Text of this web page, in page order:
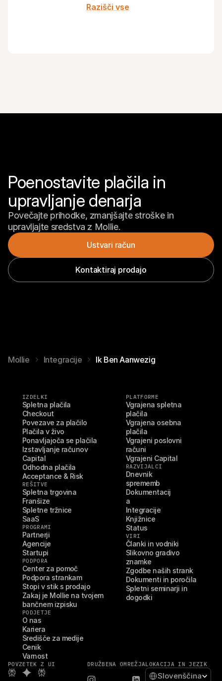
Razišči vse
Poenostavite plačila in
upravljanje denarja
Povečajte prihodke, zmanjšajte stroške in
upravljajte sredstva z Mollie.
Ustvari račun
Kontaktiraj prodajo
Mollie Integracije Ik Ben Aanwezig
IZDELKI
Spletna plačila
Checkout
Povezave za plačilo
Plačila v živo
Ponavljajoča se plačila
Izstavljanje računov
Capital
Odhodna plačila
Acceptance & Risk
REŠITVE
Spletna trgovina
Franšize
Spletne tržnice
SaaS
PROGRAMI
Partnerji
Agencije
Startupi
PODPORA
Center za pomoč
Podpora strankam
Stopi v stik s prodajo
Zakaj je Mollie na tvojem
bančnem izpisku
PODJETJE
O nas
Kariera
Središče za medije
Cenik
Varnost
PLATFORME
Vgrajena spletna
plačila
Vgrajena osebna
plačila
Vgrajeni poslovni
računi
Vgrajeni Capital
RAZVIJALCI
Dnevnik
sprememb
Dokumentacij
a
Integracije
Knjižnice
Status
VIRI
Članki in vodniki
Slikovno gradivo
znamke
Zgodbe naših strank
Dokumenti in poročila
Spletni seminarji in
dogodki
POVZETEK Z UI DRUŽBENA OMREŽJALOKACIJA IN JEZIK
Select Language
Slovenščina